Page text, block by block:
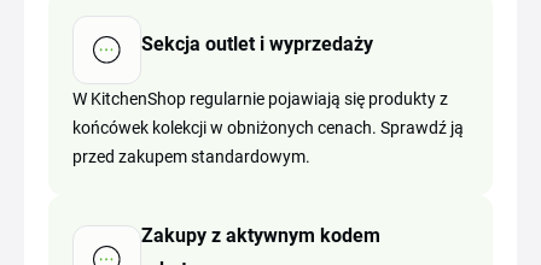
Sekcja outlet i wyprzedaży
W KitchenShop regularnie pojawiają się produkty z
końcówek kolekcji w obniżonych cenach. Sprawdź ją
przed zakupem standardowym.
Zakupy z aktywnym kodem